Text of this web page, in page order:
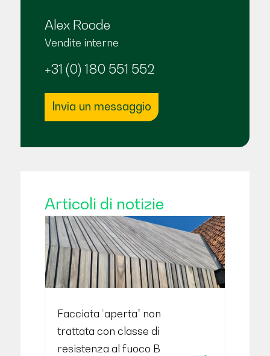
Alex Roode
Vendite interne
+31 (0) 180 551 552
Invia un messaggio
Articoli di notizie
Facciata “aperta” non
trattata con classe di
resistenza al fuoco B